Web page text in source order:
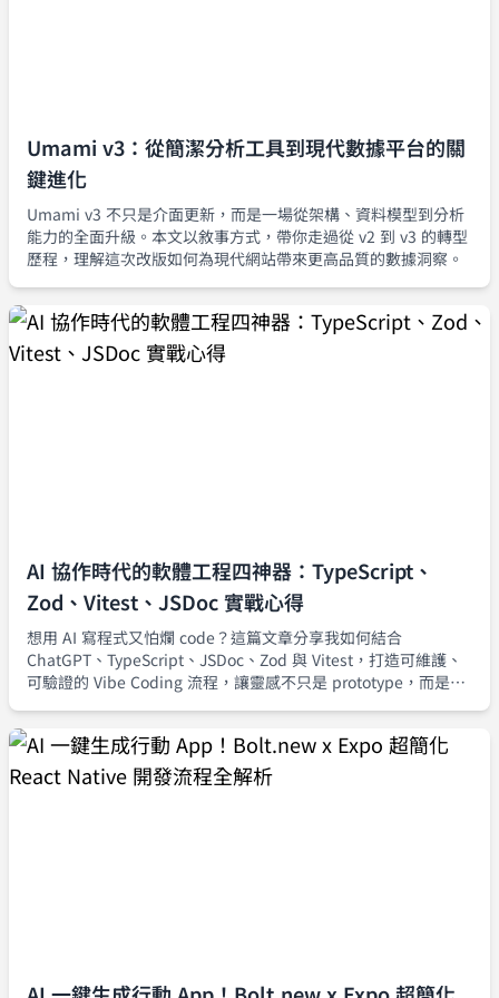
Umami v3：從簡潔分析工具到現代數據平台的關
鍵進化
Umami v3 不只是介面更新，而是一場從架構、資料模型到分析
能力的全面升級。本文以敘事方式，帶你走過從 v2 到 v3 的轉型
歷程，理解這次改版如何為現代網站帶來更高品質的數據洞察。
AI 協作時代的軟體工程四神器：TypeScript、
Zod、Vitest、JSDoc 實戰心得
想用 AI 寫程式又怕爛 code？這篇文章分享我如何結合
ChatGPT、TypeScript、JSDoc、Zod 與 Vitest，打造可維護、
可驗證的 Vibe Coding 流程，讓靈感不只是 prototype，而是真